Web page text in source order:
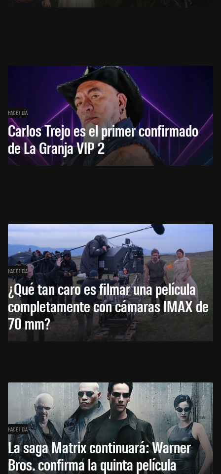
HACE 1 DÍA
Carlos Trejo es el primer confirmado
de La Granja VIP 2
HACE 1 DÍA
¿Qué tan caro es filmar una película
completamente con cámaras IMAX de
70 mm?
HACE 1 DÍA
La saga Matrix continuará: Warner
Bros. confirma la quinta película